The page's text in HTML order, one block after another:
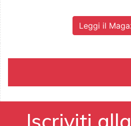
Leggi il
Iscriviti